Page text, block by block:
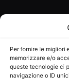
Per fornire le migliori
memorizzare e/o
queste tecnologie ci
navigazione o ID